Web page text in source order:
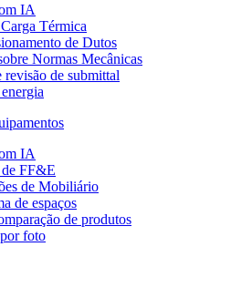
IA
Térmica
de Dutos
Normas Mecânicas
de submittal
IA
FF&E
de Mobiliário
de espaços
de produtos
foto